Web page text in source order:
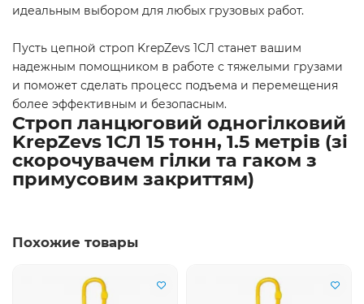
идеальным выбором для любых грузовых работ.
Пусть цепной строп KrepZevs 1СЛ станет вашим
надежным помощником в работе с тяжелыми грузами
и поможет сделать процесс подъема и перемещения
более эффективным и безопасным.
Строп ланцюговий одногілковий
KrepZevs 1СЛ 15 тонн, 1.5 метрів (зі
скорочувачем гілки та гаком з
примусовим закриттям)
Похожие товары